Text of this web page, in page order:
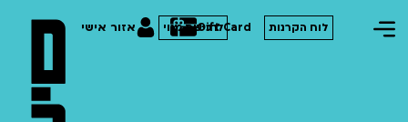
Gift Card אזור אישי לוח הקרנות לרכישת מנוי